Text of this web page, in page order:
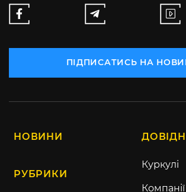
ПІДПИСАТИСЬ НА
НОВИНИ
РУБРИКИ
Куркулі
Компанії